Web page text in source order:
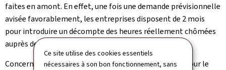
Ce site utilise des cookies essentiels
nécessaires à son bon fonctionnement, sans
faites en amont. En effet, une fois une demande prévisionnelle
avisée favorablement, les entreprises disposent de 2 mois
pour introduire un décompte des heures réellement chômées
auprès de l'ADEM.
Concernant donc, les demandes de chômage partiel pour le